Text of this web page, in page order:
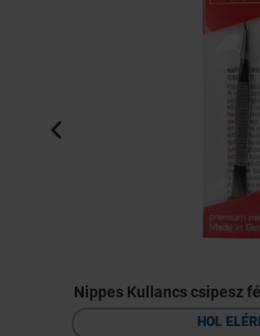
Nippes Kullancs csipesz
HOL